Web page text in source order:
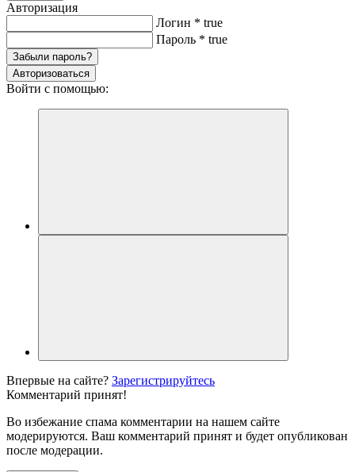
Авторизация
Логин * true
Пароль * true
Забыли пароль?
Авторизоваться
Войти с помощью:
Впервые на сайте? Зарегистрируйтесь
Комментарий принят!
Во избежание спама комментарии на нашем сайте
модерируются. Ваш комментарий принят и будет опубликован
после модерации.